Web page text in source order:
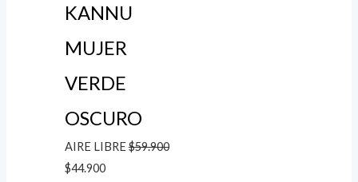
KANNU
MUJER
VERDE
OSCURO
AIRE LIBRE$59.900
$44.900